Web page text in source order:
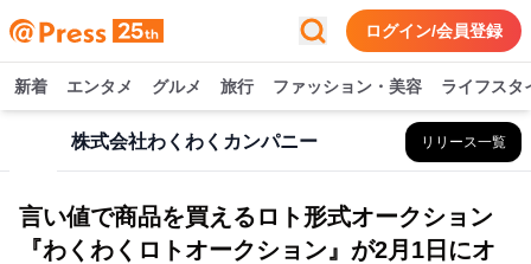
ログイン/会員登録
新着 エンタメ グルメ 旅行 ファッション・美容 ライフスタ
株式会社わくわくカンパニー リリース一覧
言い値で商品を買えるロト形式オークション
『わくわくロトオークション』が2月1日にオ